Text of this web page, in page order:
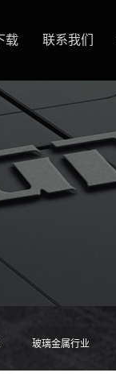
载 联系我们
玻璃金属行业